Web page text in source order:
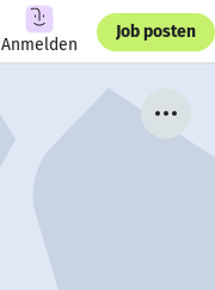
Anmelden
Job posten